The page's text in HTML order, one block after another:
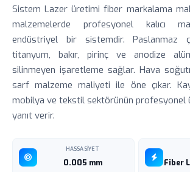
Sistem Lazer üretimi fiber markalama
malzemelerde profesyonel kalıcı
endüstriyel bir sistemdir. Paslanmaz
titanyum, bakır, pirinç ve anodize
silinmeyen işaretleme sağlar. Hava
sarf malzeme maliyeti ile öne çıkar.
mobilya ve tekstil sektörünün profesyonel
yanıt verir.
HASSASIYET
0.005 mm Fiber